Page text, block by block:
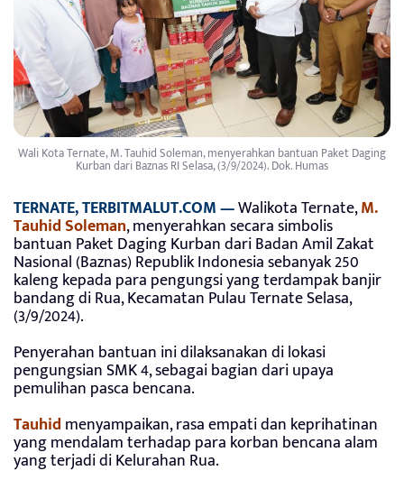
Wali Kota Ternate, M. Tauhid Soleman, menyerahkan bantuan Paket Daging
Kurban dari Baznas RI Selasa, (3/9/2024). Dok. Humas
TERNATE, TERBITMALUT.COM —Walikota Ternate,M.
Tauhid Soleman, menyerahkan secara simbolis
bantuan Paket Daging Kurban dari Badan Amil Zakat
Nasional (Baznas) Republik Indonesia sebanyak 250
kaleng kepada para pengungsi yang terdampak banjir
bandang di Rua, Kecamatan Pulau Ternate Selasa,
(3/9/2024).
Penyerahan bantuan ini dilaksanakan di lokasi
pengungsian SMK 4, sebagai bagian dari upaya
pemulihan pasca bencana.
Tauhid menyampaikan, rasa empati dan keprihatinan
yang mendalam terhadap para korban bencana alam
yang terjadi di Kelurahan Rua.